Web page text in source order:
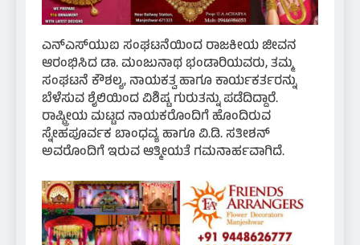
ಎನ್‌ಎಸ್‌ಯುಐ ಸಂಘಟನೆಯಿಂದ ರಾಜಕೀಯ ಜೀವನ
ಆರಂಭಿಸಿದ ಡಾ. ಮಂಜುನಾಥ ಭಂಡಾರಿಯವರು, ತಮ್ಮ
ಸಂಘಟನೆ ಕೌಶಲ್ಯ, ನಾಯಕತ್ವ ಹಾಗೂ ಕಾರ್ಯಕರ್ತರನ್ನು
ಬೆಳೆಸುವ ಶೈಲಿಯಿಂದ ವಿಶಿಷ್ಟ ಗುರುತನ್ನು ಪಡೆದಿದ್ದಾರೆ.
ರಾಷ್ಟ್ರೀಯ ಮಟ್ಟದ ನಾಯಕರೊಂದಿಗೆ ಹೊಂದಿರುವ
ಸ್ನೇಹಪೂರ್ವಕ ಬಾಂಧವ್ಯ ಹಾಗೂ ವಿ.ಡಿ. ಸತೀಶನ್
ಅವರೊಂದಿಗೆ ಇರುವ ಆತ್ಮೀಯತೆ ಗಮನಾರ್ಹವಾಗಿದೆ.